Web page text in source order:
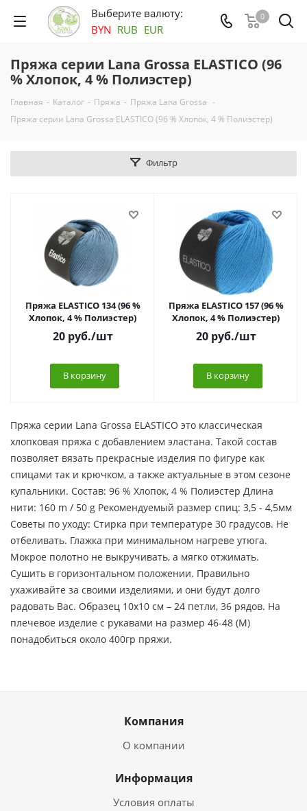
Выберите валюту:
BYN RUB EUR
0
Пряжа серии Lana Grossa ELASTICO (96
% Хлопок, 4 % Полиэстер)
Главная - Каталог - Пряжа - Пряжа Lana Grossa -
Пряжа серии Lana Grossa ELASTICO (96 % Хлопок, 4 % Полиэстер)
Фильтр
Пряжа ELASTICO 134 (96 %
Хлопок, 4 % Полиэстер)
20руб./шт
В корзину
Пряжа ELASTICO 157 (96 %
Хлопок, 4 % Полиэстер)
20руб./шт
В корзину
Пряжа серии Lana Grossa ELASTICO это классическая
хлопковая пряжа с добавлением эластана. Такой состав
позволяет вязать прекрасные изделия по фигуре как
спицами так и крючком, а также актуальные в этом сезоне
купальники. Состав: 96 % Хлопок, 4 % Полиэстер Длина
нити: 160 m / 50 g Рекомендуемый размер спиц: 3,5 - 4,5мм
Советы по уходу: Стирка при температуре 30 градусов. Не
отбеливать. Глажка при минимальном нагреве утюга.
Мокрое полотно не выкручивать, а мягко отжимать.
Сушить в горизонтальном положении. Правильно
ухаживайте за своими изделиями, и они будут долго
радовать Вас. Образец 10х10 см – 24 петли, 36 рядов. На
плечевое изделие с рукавами на размер 46-48 (М)
понадобиться около 400гр пряжи.
Компания
О компании
Информация
Условия оплаты